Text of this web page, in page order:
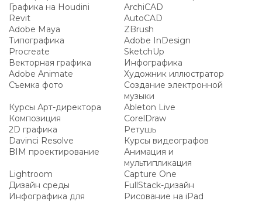
Графика на Houdini
ArchiCAD
Revit
AutoCAD
Adobe Maya
ZBrush
Типографика
Adobe InDesign
Procreate
SketchUp
Векторная графика
Инфографика
Adobe Animate
Художник иллюстратор
Съемка фото
Создание электронной
музыки
Курсы Арт-директора
Ableton Live
Композиция
CorelDraw
2D графика
Ретушь
Davinci Resolve
Курсы видеографов
BIM проектирование
Анимация и
мультипликация
Lightroom
Capture One
Дизайн среды
FullStack-дизайн
Инфографика для
Рисование на iPad